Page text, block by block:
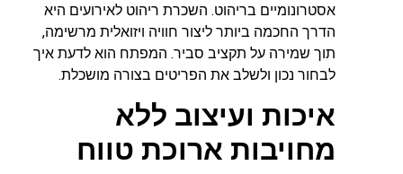
אסטרונומיים בריהוט. השכרת ריהוט לאירועים היא
הדרך החכמה ביותר ליצור חוויה ויזואלית מרשימה,
תוך שמירה על תקציב סביר. המפתח הוא לדעת איך
לבחור נכון ולשלב את הפריטים בצורה מושכלת.
איכות ועיצוב ללא
מחויבות ארוכת טווח